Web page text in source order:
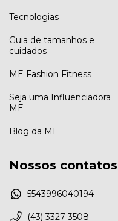
Tecnologias
Guia de tamanhos e
cuidados
ME Fashion Fitness
Seja uma Influenciadora
ME
Blog da ME
Nossos contatos
5543996040194
(43) 3327-3508